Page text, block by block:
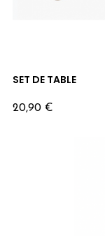
SET DE TABLE
Prix
20,90 €